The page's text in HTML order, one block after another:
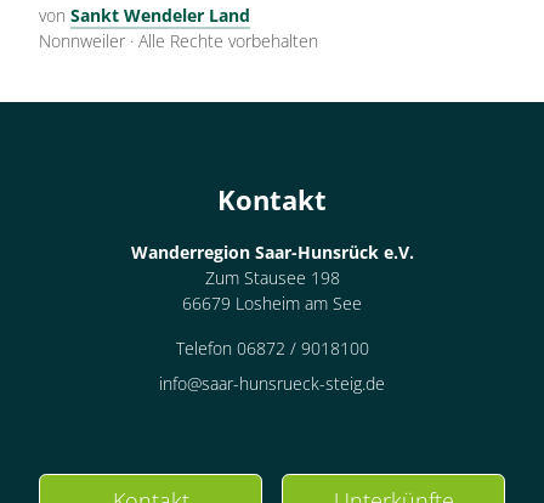
von Sankt Wendeler Land
Nonnweiler · Alle Rechte vorbehalten
Kontakt
Wanderregion Saar-Hunsrück e.V.
Zum Stausee 198
66679 Losheim am See
Telefon 06872 / 9018100
info@saar-hunsrueck-steig.de